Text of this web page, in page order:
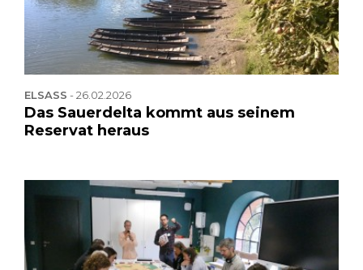
ELSASS -26.02.2026
Das Sauerdelta kommt aus seinem
Reservat heraus